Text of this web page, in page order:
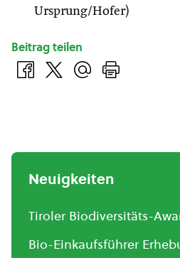
Ursprung/Hofer)
Beitrag teilen
Neuigkeiten
Tiroler Biodiversitäts-
Bio-Einkaufsführer